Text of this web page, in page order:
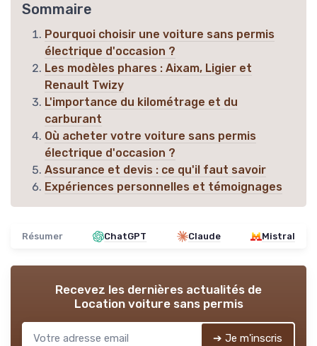
Sommaire
Pourquoi choisir une voiture sans permis
électrique d'occasion ?
Les modèles phares : Aixam, Ligier et
Renault Twizy
L'importance du kilométrage et du
carburant
Où acheter votre voiture sans permis
électrique d'occasion ?
Assurance et devis : ce qu'il faut savoir
Expériences personnelles et témoignages
Résumer ChatGPT Claude Mistral
Recevez les dernières actualités de
Location voiture sans permis
➔ Je m'inscris